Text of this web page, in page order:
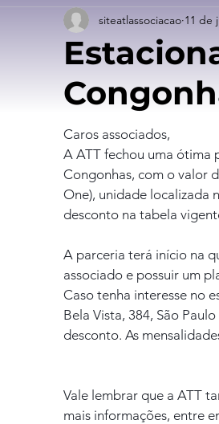
siteatlassociacao 11 de
Caros associados,
A ATT fechou uma ótima
Congonhas, com o valor
One), unidade localizada
desconto na tabela
A parceria terá início na
associado e possuir um
Caso tenha interesse no
Bela Vista, 384, São
desconto. As
Vale lembrar que a ATT
mais informações, entre